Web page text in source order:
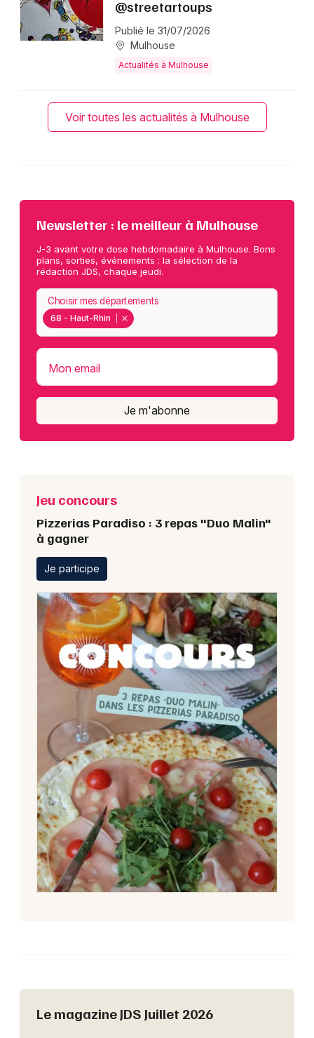
@streetartoups
Publié le 31/07/2026
Mulhouse
Actualités à Mulhouse
Voir toutes les actualités à Mulhouse
Newsletter : le meilleur à Mulhouse
J-3 avant votre dose hebdomadaire à Mulhouse. Bons
plans, sorties, événements : la sélection de la
rédaction JDS, chaque jeudi.
68 - Haut-Rhin
Choisir mes départements
Mon email
Je m'abonne
Jeu concours
Pizzerias Paradiso : 3 repas "Duo Malin"
à gagner
Je participe
Le magazine JDS Juillet 2026